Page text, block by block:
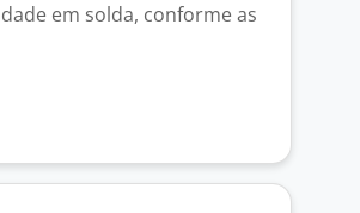
em solda, conforme as